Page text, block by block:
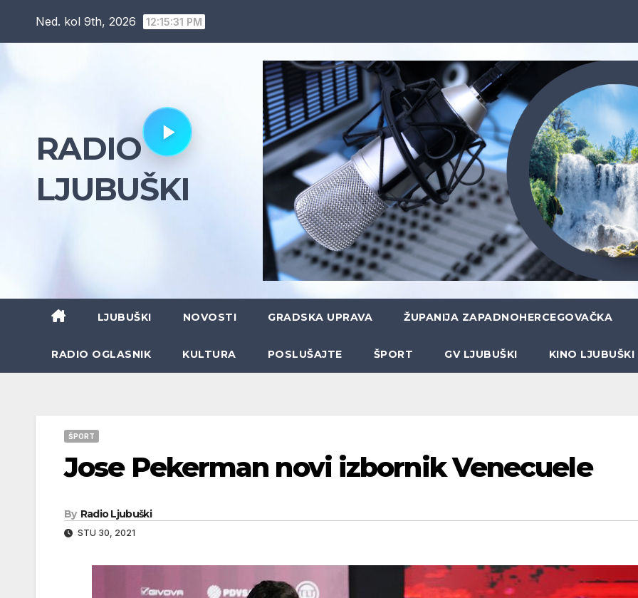
Ned. kol 9th, 2026 12:15:32 PM
RADIO
LJUBUŠKI
LJUBUŠKI NOVOSTI GRADSKA UPRAVA ŽUPANIJA ZAPADNOHERCEGOVAČKA
RADIO OGLASNIK KULTURA POSLUŠAJTE ŠPORT GV LJUBUŠKI KINO LJUBUŠKI
ŠPORT
Jose Pekerman novi izbornik Venecuele
By Radio Ljubuški
STU 30, 2021